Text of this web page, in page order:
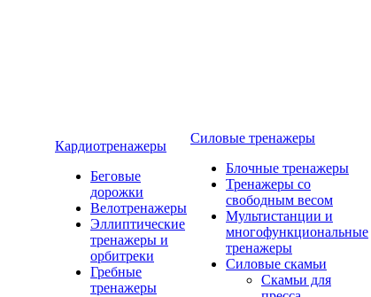
Кардиотренажеры
Беговые
дорожки
Велотренажеры
Эллиптические
тренажеры и
орбитреки
Гребные
тренажеры
Силовые тренажеры
Блочные тренажеры
Тренажеры со
свободным весом
Мультистанции и
многофункциональные
тренажеры
Силовые скамьи
Скамьи для